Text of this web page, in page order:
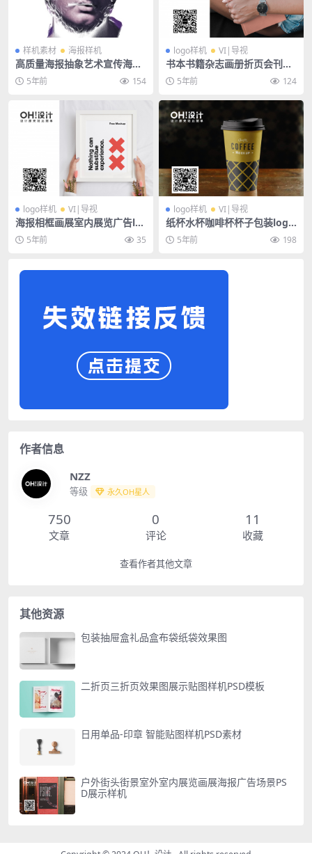
样机素材 海报样机
高质量海报抽象艺术宣传海报
素材PSD分层模版
5年前 154
logo样机 VI|导视
书本书籍杂志画册折页会刊封
面文创logo场景样机
5年前 124
logo样机 VI|导视
海报相框画展室内展览广告lo
go样机
5年前 35
logo样机 VI|导视
纸杯水杯咖啡杯杯子包装logo
场景样机
5年前 198
作者信息
NZZ
等级 永久OH星人
750
文章
0
评论
11
收藏
查看作者其他文章
其他资源
包装抽屉盒礼品盒布袋纸袋效果图
二折页三折页效果图展示贴图样机PSD模板
日用单品-印章 智能贴图样机PSD素材
户外街头街景室外室内展览画展海报广告场景PS
D展示样机